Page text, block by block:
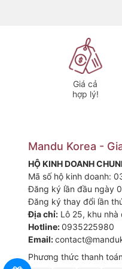
Lợi ích khi
Diệt muỗi
Không cần
Linh hoạt 2
📦 Thông tin sản
Tên sản phẩm:
Kích thước:
Trọng lượng:
Dung lượng pin:
Điện áp: DC
Cổng sạc:
Nguồn sáng:
Bộ sản phẩm:
Giá cả
hợp lý!
Mandu Korea -
HỘ KINH DOANH
Mã số hộ kinh doanh:
Đăng ký lần đầu ngày
Đăng ký thay đổi lần
Địa chỉ: Lô 25, khu nhà
Hotline:0935225980
Email:
Phương thức thanh toán